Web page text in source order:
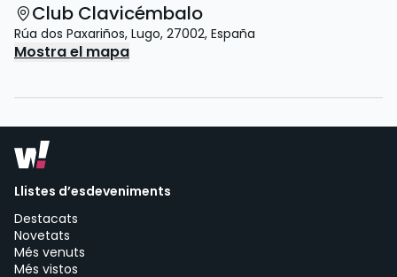
Club Clavicémbalo
Rúa dos Paxariños, Lugo, 27002, España
Mostra el mapa
Llistes d’esdeveniments
Destacats
Novetats
Més venuts
Més vistos